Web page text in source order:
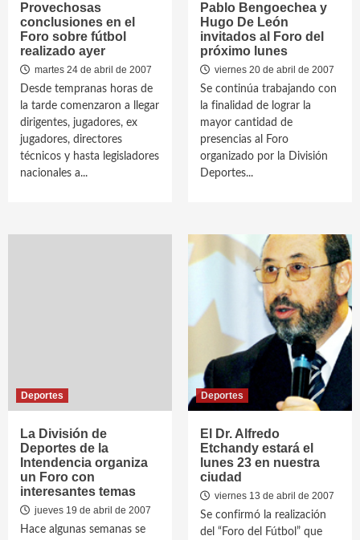
Provechosas
conclusiones en el
Foro sobre fútbol
realizado ayer
martes 24 de abril de 2007
Desde tempranas horas de
la tarde comenzaron a llegar
dirigentes, jugadores, ex
jugadores, directores
técnicos y hasta legisladores
nacionales a...
Pablo Bengoechea y
Hugo De León
invitados al Foro del
próximo lunes
viernes 20 de abril de 2007
Se continúa trabajando con
la finalidad de lograr la
mayor cantidad de
presencias al Foro
organizado por la División
Deportes...
Deportes
La División de
Deportes de la
Intendencia organiza
un Foro con
interesantes temas
jueves 19 de abril de 2007
Hace algunas semanas se
Deportes
El Dr. Alfredo
Etchandy estará el
lunes 23 en nuestra
ciudad
viernes 13 de abril de 2007
Se confirmó la realización
del “Foro del Fútbol” que